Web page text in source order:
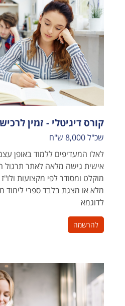
קורס דיגיטלי - זמין
שכ"ל 8,000 ש"ח
לאלו המעדיפים ללמוד באופן
אישית גישה מלאה לאתר
מוקלט ומסודר לפי מקצועות
מלא או מצגת בלבד ספרי לימוד
לדוגמא
להרשמה